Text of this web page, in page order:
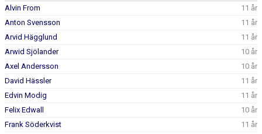
BILDGALLERI
DOKUMENT
KONTAKT
Alvin From
11 år
Anton Svensson
11 år
Arvid Hägglund
11 år
Arwid Sjölander
10 år
Axel Andersson
10 år
David Hässler
11 år
Edvin Modig
11 år
Felix Edwall
10 år
Frank Söderkvist
11 år